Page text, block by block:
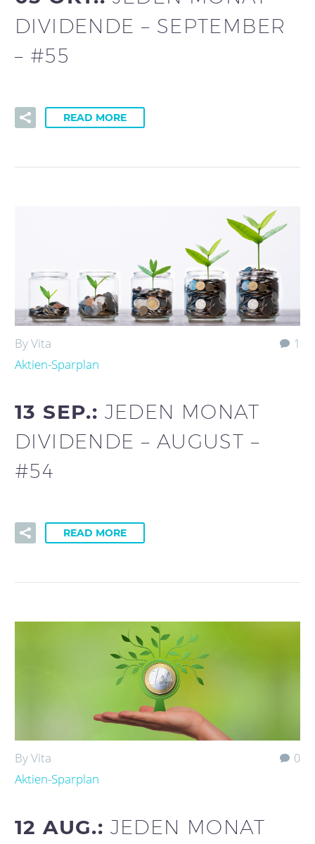
DIVIDENDE – SEPTEMBER
– #55
READ MORE
1
By Vita
Aktien-Sparplan
13 SEP.: JEDEN MONAT
DIVIDENDE – AUGUST –
#54
READ MORE
0
By Vita
Aktien-Sparplan
12 AUG.: JEDEN MONAT